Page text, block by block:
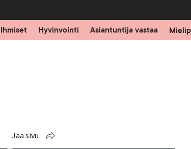
Ihmiset Hyvinvointi Asiantuntija vastaa
Jaa sivu